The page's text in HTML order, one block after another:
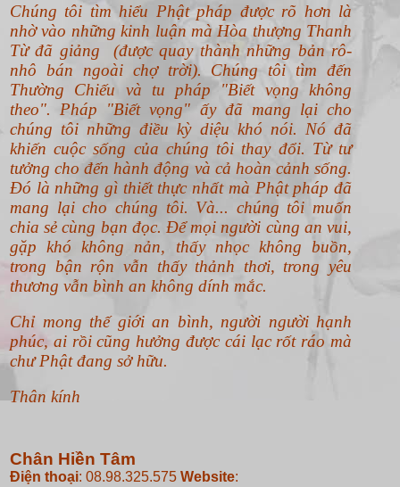
Chúng tôi tìm hiểu Phật pháp được rõ hơn là
nhờ vào những kinh luận mà Hòa thượng Thanh
Từ đã giảng (được quay thành những bản rô-
nhô bán ngoài chợ trời). Chúng tôi tìm đến
Thường Chiếu và tu pháp "Biết vọng không
theo". Pháp "Biết vọng" ấy đã mang lại cho
chúng tôi những điều kỳ diệu khó nói. Nó đã
khiến cuộc sống của chúng tôi thay đổi. Từ tư
tưởng cho đến hành động và cả hoàn cảnh sống.
Đó là những gì thiết thực nhất mà Phật pháp đã
mang lại cho chúng tôi. Và... chúng tôi muốn
chia sẻ cùng bạn đọc. Để mọi người cùng an vui,
gặp khó không nản, thấy nhọc không buồn,
trong bận rộn vẫn thấy thảnh thơi, trong yêu
thương vẫn bình an không dính mắc.
Chỉ mong thế giới an bình, người người hạnh
phúc, ai rồi cũng hưởng được cái lạc rốt ráo mà
chư Phật đang sở hữu.
Thân kính
Chân Hiền Tâm
Điện thoại: 08.98.325.575 Website: